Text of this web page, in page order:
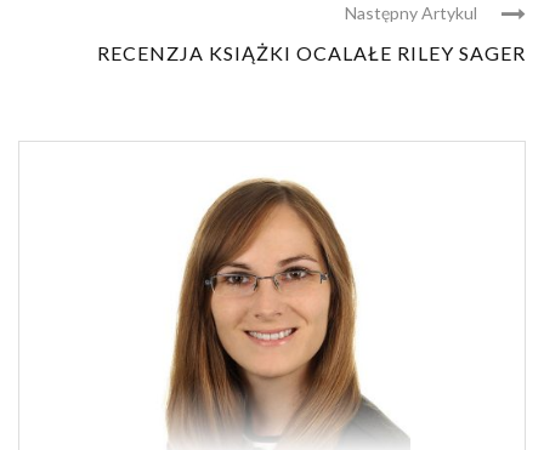
Następny Artykul
RECENZJA KSIĄŻKI OCALAŁE RILEY SAGER